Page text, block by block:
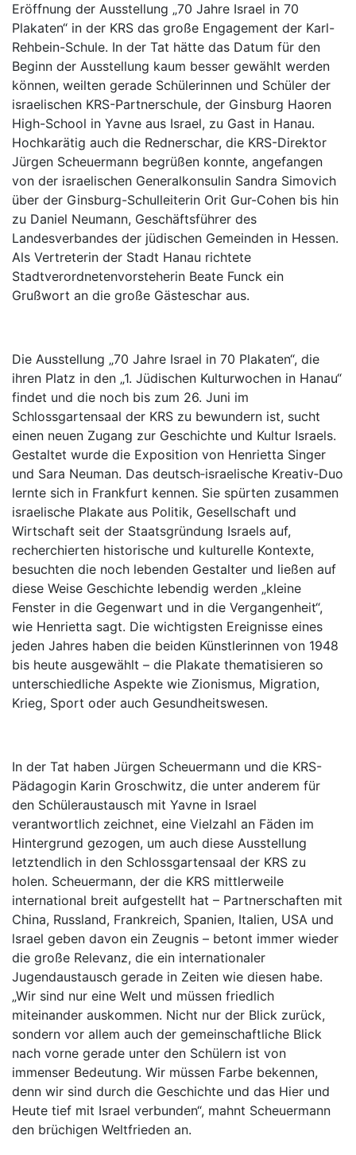
Eröffnung der Ausstellung „70 Jahre Israel in 70
Plakaten“ in der KRS das große Engagement der Karl-
Rehbein-Schule. In der Tat hätte das Datum für den
Beginn der Ausstellung kaum besser gewählt werden
können, weilten gerade Schülerinnen und Schüler der
israelischen KRS-Partnerschule, der Ginsburg Haoren
High-School in Yavne aus Israel, zu Gast in Hanau.
Hochkarätig auch die Rednerschar, die KRS-Direktor
Jürgen Scheuermann begrüßen konnte, angefangen
von der israelischen Generalkonsulin Sandra Simovich
über der Ginsburg-Schulleiterin Orit Gur-Cohen bis hin
zu Daniel Neumann, Geschäftsführer des
Landesverbandes der jüdischen Gemeinden in Hessen.
Als Vertreterin der Stadt Hanau richtete
Stadtverordnetenvorsteherin Beate Funck ein
Grußwort an die große Gästeschar aus.
Die Ausstellung „70 Jahre Israel in 70 Plakaten“, die
ihren Platz in den „1. Jüdischen Kulturwochen in Hanau“
findet und die noch bis zum 26. Juni im
Schlossgartensaal der KRS zu bewundern ist, sucht
einen neuen Zugang zur Geschichte und Kultur Israels.
Gestaltet wurde die Exposition von Henrietta Singer
und Sara Neuman. Das deutsch‐israelische Kreativ‐Duo
lernte sich in Frankfurt kennen. Sie spürten zusammen
israelische Plakate aus Politik, Gesellschaft und
Wirtschaft seit der Staatsgründung Israels auf,
recherchierten historische und kulturelle Kontexte,
besuchten die noch lebenden Gestalter und ließen auf
diese Weise Geschichte lebendig werden „kleine
Fenster in die Gegenwart und in die Vergangenheit“,
wie Henrietta sagt. Die wichtigsten Ereignisse eines
jeden Jahres haben die beiden Künstlerinnen von 1948
bis heute ausgewählt – die Plakate thematisieren so
unterschiedliche Aspekte wie Zionismus, Migration,
Krieg, Sport oder auch Gesundheitswesen.
In der Tat haben Jürgen Scheuermann und die KRS-
Pädagogin Karin Groschwitz, die unter anderem für
den Schüleraustausch mit Yavne in Israel
verantwortlich zeichnet, eine Vielzahl an Fäden im
Hintergrund gezogen, um auch diese Ausstellung
letztendlich in den Schlossgartensaal der KRS zu
holen. Scheuermann, der die KRS mittlerweile
international breit aufgestellt hat – Partnerschaften mit
China, Russland, Frankreich, Spanien, Italien, USA und
lsrael geben davon ein Zeugnis – betont immer wieder
die große Relevanz, die ein internationaler
Jugendaustausch gerade in Zeiten wie diesen habe.
„Wir sind nur eine Welt und müssen friedlich
miteinander auskommen. Nicht nur der Blick zurück,
sondern vor allem auch der gemeinschaftliche Blick
nach vorne gerade unter den Schülern ist von
immenser Bedeutung. Wir müssen Farbe bekennen,
denn wir sind durch die Geschichte und das Hier und
Heute tief mit Israel verbunden“, mahnt Scheuermann
den brüchigen Weltfrieden an.